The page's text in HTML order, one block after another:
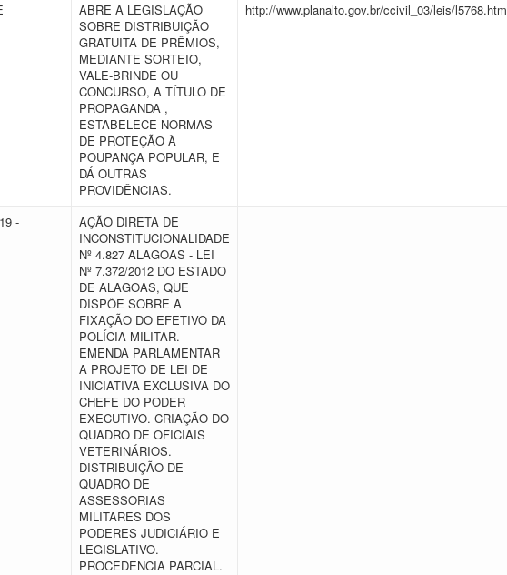
ABRE A LEGISLAÇÃO
SOBRE DISTRIBUIÇÃO
GRATUITA DE PRÊMIOS,
MEDIANTE SORTEIO,
VALE-BRINDE OU
CONCURSO, A TÍTULO DE
PROPAGANDA ,
ESTABELECE NORMAS
DE PROTEÇÃO À
POUPANÇA POPULAR, E
DÁ OUTRAS
PROVIDÊNCIAS.
http://www.planalto.gov.br/ccivil_03/leis/l5768.htm
-
AÇÃO DIRETA DE
INCONSTITUCIONALIDADE
Nº 4.827 ALAGOAS - LEI
Nº 7.372/2012 DO ESTADO
DE ALAGOAS, QUE
DISPÕE SOBRE A
FIXAÇÃO DO EFETIVO DA
POLÍCIA MILITAR.
EMENDA PARLAMENTAR
A PROJETO DE LEI DE
INICIATIVA EXCLUSIVA DO
CHEFE DO PODER
EXECUTIVO. CRIAÇÃO DO
QUADRO DE OFICIAIS
VETERINÁRIOS.
DISTRIBUIÇÃO DE
QUADRO DE
ASSESSORIAS
MILITARES DOS
PODERES JUDICIÁRIO E
LEGISLATIVO.
PROCEDÊNCIA PARCIAL.